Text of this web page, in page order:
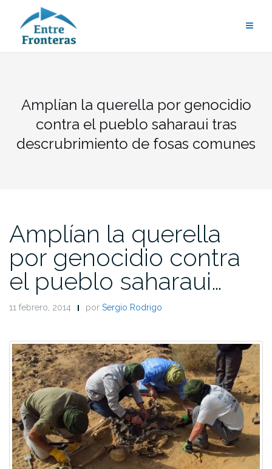
contenido
Amplían la querella por genocidio
contra el pueblo saharaui tras
descrubrimiento de fosas comunes
Amplían la querella
por genocidio contra
el pueblo saharaui…
11 febrero, 2014 por Sergio Rodrigo